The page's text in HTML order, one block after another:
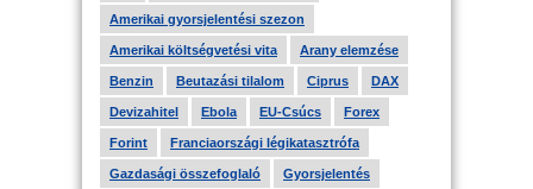
Amerikai gyorsjelentési szezon
Amerikai költségvetési vita Arany elemzése
Benzin Beutazási tilalom Ciprus DAX
Devizahitel Ebola EU-Csúcs Forex
Forint Franciaországi légikatasztrófa
Gazdasági összefoglaló Gyorsjelentés